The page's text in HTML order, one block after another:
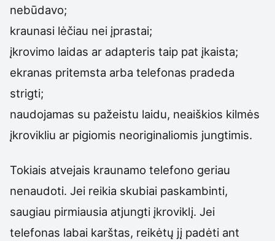
nebūdavo;
kraunasi lėčiau nei įprastai;
įkrovimo laidas ar adapteris taip pat įkaista;
ekranas pritemsta arba telefonas pradeda
strigti;
naudojamas su pažeistu laidu, neaiškios kilmės
įkrovikliu ar pigiomis neoriginaliomis jungtimis.
Tokiais atvejais kraunamo telefono geriau
nenaudoti. Jei reikia skubiai paskambinti,
saugiau pirmiausia atjungti įkroviklį. Jei
telefonas labai karštas, reikėtų jį padėti ant